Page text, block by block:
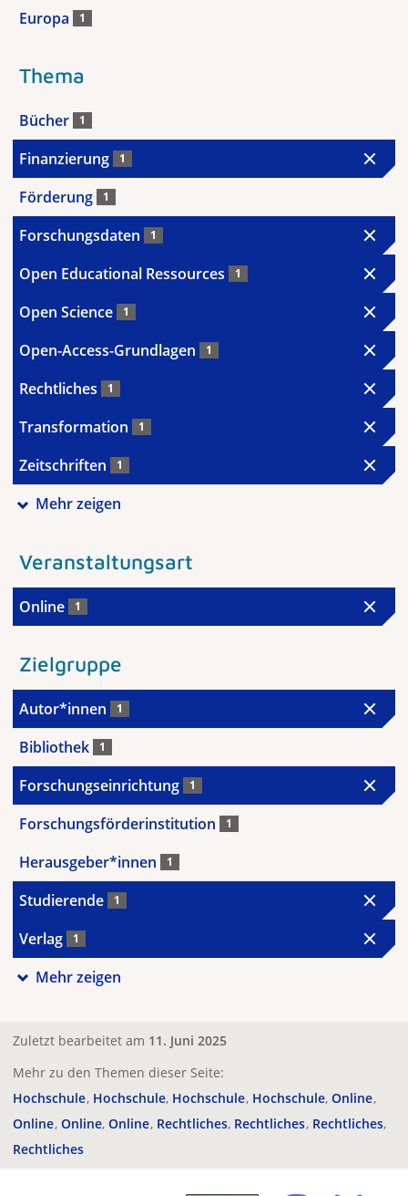
Europa 1
Thema
Bücher 1
Finanzierung 1
Förderung 1
Forschungsdaten 1
Open Educational Ressources 1
Open Science 1
Open-Access-Grundlagen 1
Rechtliches 1
Transformation 1
Zeitschriften 1
Mehr zeigen
Veranstaltungsart
Online 1
Zielgruppe
Autor*innen 1
Bibliothek 1
Forschungseinrichtung 1
Forschungsförderinstitution 1
Herausgeber*innen 1
Studierende 1
Verlag 1
Mehr zeigen
Zuletzt bearbeitet am 11. Juni 2025
Mehr zu den Themen dieser Seite:
Hochschule Hochschule Hochschule Hochschule Online
Online Online Online Rechtliches Rechtliches Rechtliches
Rechtliches